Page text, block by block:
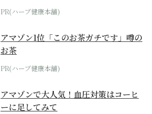
PR(ハーブ健康本舗)
アマゾン1位「このお茶ガチです」噂の
お茶
PR(ハーブ健康本舗)
アマゾンで大人気！血圧対策はコーヒ
ーに足してみて